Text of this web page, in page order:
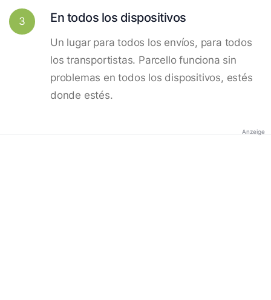
3 En todos los dispositivos
Un lugar para todos los envíos, para todos
los transportistas. Parcello funciona sin
problemas en todos los dispositivos, estés
donde estés.
Anzeige